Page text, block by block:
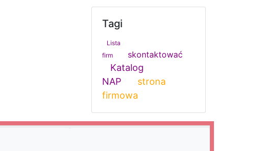
Tagi
Lista
firm
skontaktować
Katalog
NAP
strona
firmowa